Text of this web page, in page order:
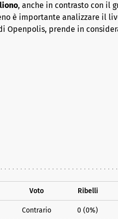
, anche in contrasto con il
è importante analizzare il
Openpolis, prende in
Voto Ribelli
Contrario 0 (0%)